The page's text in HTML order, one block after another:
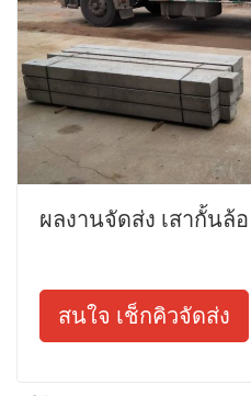
ผลงานจัดส่ง เสากั้นล้อ
สนใจ เช็กคิวจัดส่ง